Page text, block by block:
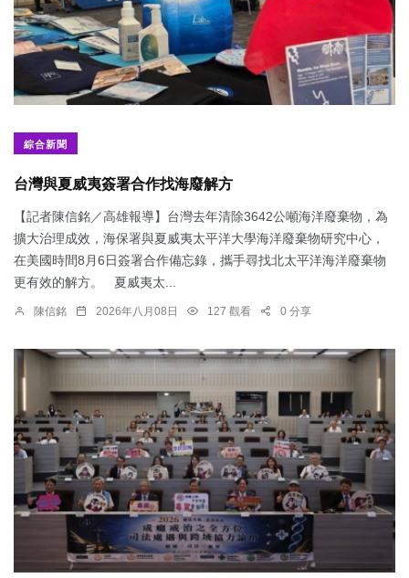
綜合新聞
台灣與夏威夷簽署合作找海廢解方
【記者陳信銘／高雄報導】台灣去年清除3642公噸海洋廢棄物，為
擴大治理成效，海保署與夏威夷太平洋大學海洋廢棄物研究中心，
在美國時間8月6日簽署合作備忘錄，攜手尋找北太平洋海洋廢棄物
更有效的解方。 夏威夷太...
陳信銘 2026年八月08日 127 觀看 0 分享